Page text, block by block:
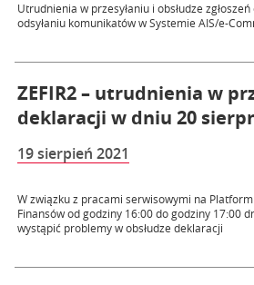
Utrudnienia w przesyłaniu i obsłudze
odsyłaniu komunikatów w Systemie AIS/e-
ZEFIR2 – utrudnienia w
deklaracji w dniu 20
19 sierpień 2021
W związku z pracami serwisowymi na
Finansów od godziny 16:00 do godziny 17:00
wystąpić problemy w obsłudze deklaracji